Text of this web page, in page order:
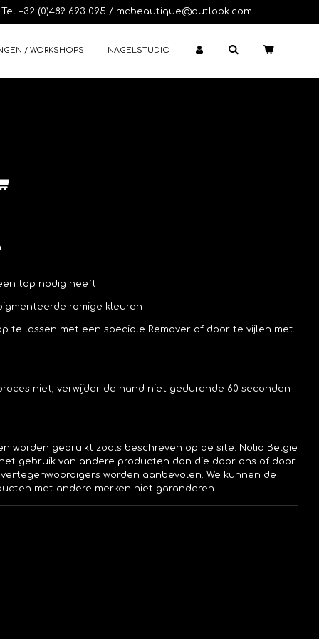
Tel +32 (0)489 693 095 / mcbeautique@outlook.com
/ WORKSHOPS NAGELSTUDIO
top nodig heeft
romige kleuren
te lossen met een speciale Remover of door te vijlen met
niet, verwijder de hand niet gedurende 60 seconden
worden gebruikt zoals beschreven op de site. Nolia Belgie
gebruik van andere producten dan die door ons of door
worden aanbevolen. We kunnen de
met andere merken niet garanderen.